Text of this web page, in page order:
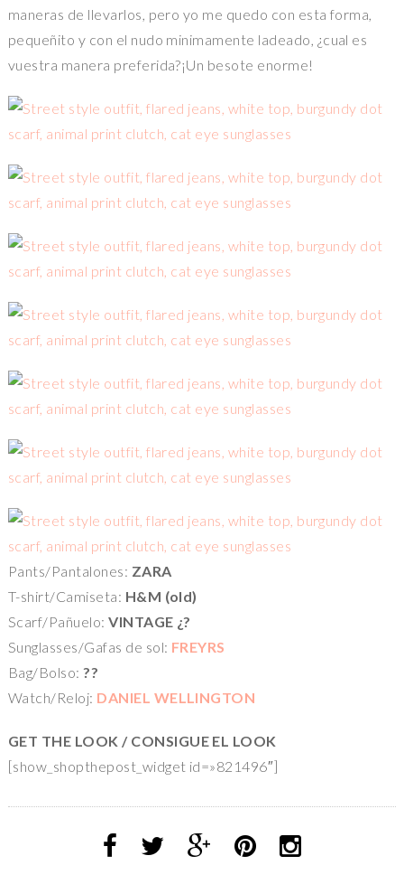
maneras de llevarlos, pero yo me quedo con esta forma,
pequeñito y con el nudo minimamente ladeado, ¿cual es
vuestra manera preferida?¡Un besote enorme!
Pants/Pantalones: ZARA
T-shirt/Camiseta: H&M (old)
Scarf/Pañuelo:VINTAGE ¿?
Sunglasses/Gafas de sol: FREYRS
Bag/Bolso:??
Watch/Reloj: DANIEL WELLINGTON
GET THE LOOK / CONSIGUE EL LOOK
[show_shopthepost_widget id=»821496″]